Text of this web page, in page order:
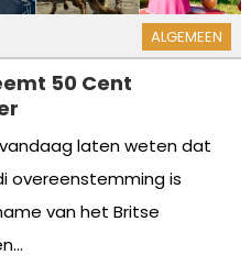
ALGEMEEN
50 Cent
laten weten dat
overeenstemming is
van het Britse